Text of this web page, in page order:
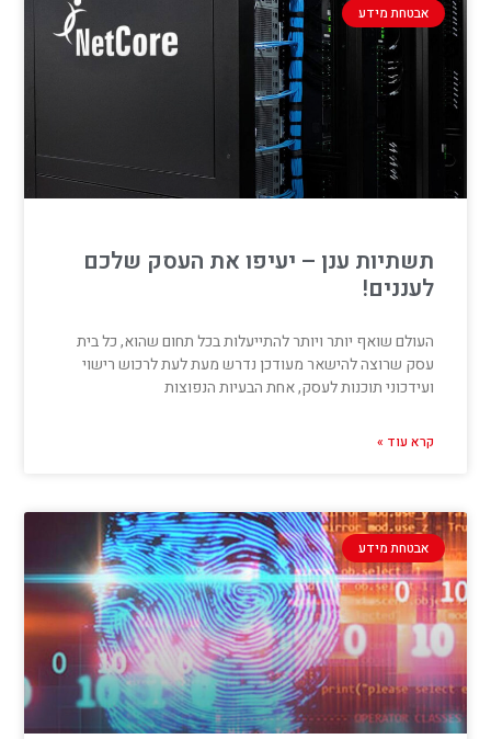
אבטחת מידע
תשתיות ענן – יעיפו את העסק שלכם
לעננים!
העולם שואף יותר ויותר להתייעלות בכל תחום שהוא, כל בית
עסק שרוצה להישאר מעודכן נדרש מעת לעת לרכוש רישוי
ועידכוני תוכנות לעסק, אחת הבעיות הנפוצות
קרא עוד »
אבטחת מידע